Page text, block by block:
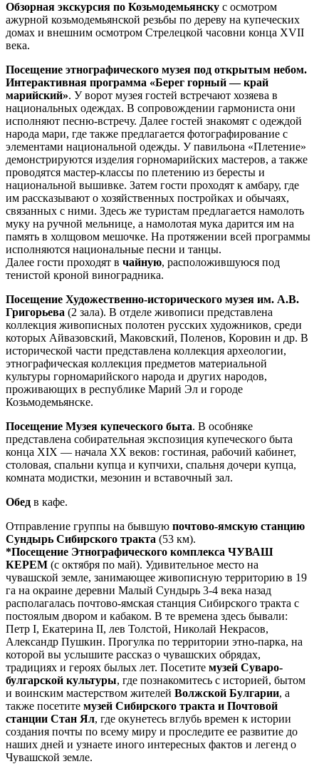
Обзорная экскурсия по Козьмодемьянску с осмотром
ажурной козьмодемьянской резьбы по дереву на купеческих
домах и внешним осмотром Стрелецкой часовни конца XVII
века.
Посещение этнографического музея под открытым небом.
Интерактивная программа «Берег горный — край
марийский». У ворот музея гостей встречают хозяева в
национальных одеждах. В сопровождении гармониста они
исполняют песню-встречу. Далее гостей знакомят с одеждой
народа мари, где также предлагается фотографирование с
элементами национальной одежды. У павильона «Плетение»
демонстрируются изделия горномарийских мастеров, а также
проводятся мастер-классы по плетению из бересты и
национальной вышивке. Затем гости проходят к амбару, где
им рассказывают о хозяйственных постройках и обычаях,
связанных с ними. Здесь же туристам предлагается намолоть
муку на ручной мельнице, а намолотая мука дарится им на
память в холщовом мешочке. На протяжении всей программы
исполняются национальные песни и танцы.
Далее гости проходят в чайную, расположившуюся под
тенистой кроной виноградника.
Посещение Художественно-исторического музея им. А.В.
Григорьева (2 зала). В отделе живописи представлена
коллекция живописных полотен русских художников, среди
которых Айвазовский, Маковский, Поленов, Коровин и др. В
исторической части представлена коллекция археологии,
этнографическая коллекция предметов материальной
культуры горномарийского народа и других народов,
проживающих в республике Марий Эл и городе
Козьмодемьянске.
Посещение Музея купеческого быта. В особняке
представлена собирательная экспозиция купеческого быта
конца XIX — начала XX веков: гостиная, рабочий кабинет,
столовая, спальни купца и купчихи, спальня дочери купца,
комната модистки, мезонин и вставочный зал.
Обед в кафе.
Отправление группы на бывшую почтово-ямскую станцию
Сундырь Сибирского тракта (53 км).
*Посещение Этнографического комплекса ЧУВАШ
КЕРЕМ (с октября по май). Удивительное место на
чувашской земле, занимающее живописную территорию в 19
га на окраине деревни Малый Сундырь 3-4 века назад
располагалась почтово-ямская станция Сибирского тракта с
постоялым двором и кабаком. В те времена здесь бывали:
Петр I, Екатерина II, лев Толстой, Николай Некрасов,
Александр Пушкин. Прогулка по территории этно-парка, на
которой вы услышите рассказ о чувашских обрядах,
традициях и героях былых лет. Посетите музей Суваро-
булгарской культуры, где познакомитесь с историей, бытом
и воинским мастерством жителей Волжской Булгарии, а
также посетите музей Сибирского тракта и Почтовой
станции Стан Ял, где окунетесь вглубь времен к истории
создания почты по всему миру и проследите ее развитие до
наших дней и узнаете иного интересных фактов и легенд о
Чувашской земле.